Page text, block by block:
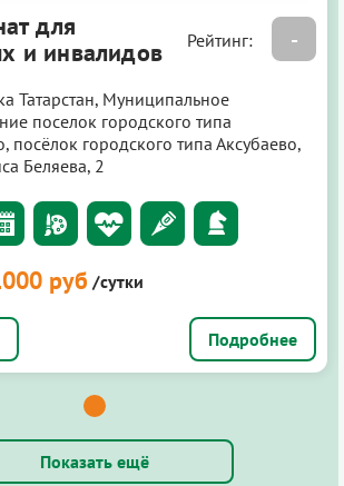
для
и инвалидов
Рейтинг: -
Татарстан, Муниципальное
поселок городского типа
посёлок городского типа Аксубаево,
Беляева, 2
руб /сутки
Подробнее
Показать ещё